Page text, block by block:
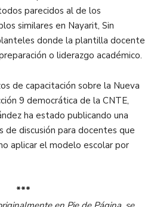
parecidos al de los
similares en Nayarit, Sin
donde la plantilla docente
o liderazgo académico.
de capacitación sobre la Nueva
9 democrática de la CNTE,
ha estado publicando una
de discusión para docentes que
aplicar el modelo escolar por
***